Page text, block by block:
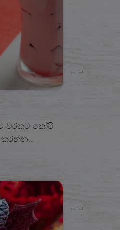
වරකට කෝපි